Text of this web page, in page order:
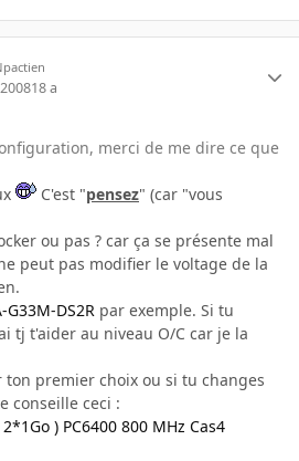
18 a
merci de me dire ce que
C'est "pensez" (car "vous
ou pas ? car ça se présente mal
peut pas modifier le voltage de la
G33M-DS2R par exemple. Si tu
tj t'aider au niveau O/C car je la
premier choix ou si tu changes
conseille ceci :
) PC6400 800 MHz Cas4